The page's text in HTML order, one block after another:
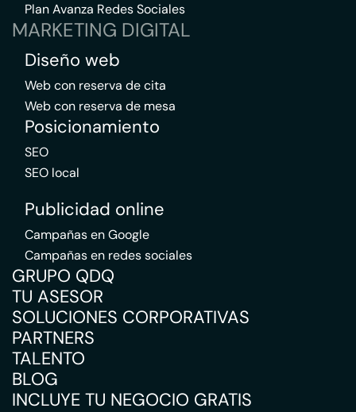
Plan Avanza Redes Sociales
MARKETING DIGITAL
Diseño web
Web con reserva de cita
Web con reserva de mesa
Posicionamiento
SEO
SEO local
Publicidad online
Campañas en Google
Campañas en redes sociales
GRUPO QDQ
TU ASESOR
SOLUCIONES CORPORATIVAS
PARTNERS
TALENTO
BLOG
INCLUYE TU NEGOCIO GRATIS